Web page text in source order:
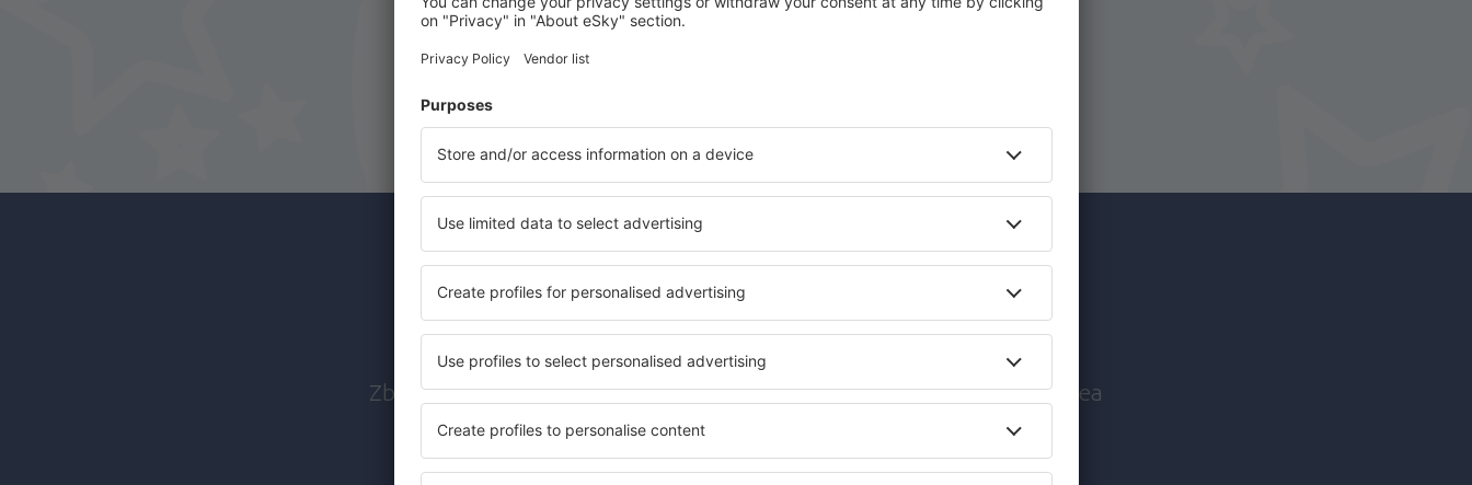
Rezervă un pachet Zbor + Hotel
Explorează
Abonații la newsletter călătoresc mai
mult cu mai puțin
Zboruri ieftine, city break-uri, vacanțe – profită de ofertele unice înaintea
tuturor.
Trimitem doar ce e mai bun, pe cuvânt de turişti!